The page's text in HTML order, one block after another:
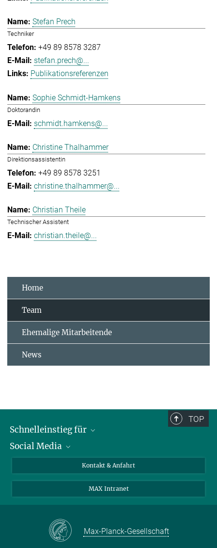
Stefan Prech
Techniker
+49 89 8578 3287
stefan.prech@...
Publikationsreferenzen
Sophie Schmidt-Hamkens
Doktorandin
schmidt.hamkens@...
Christine Thalhammer
Direktionsassistentin
+49 89 8578 3251
christine.thalhammer@...
Christian Theile
Technischer Assistent
christian.theile@...
Home
Team
Ehemalige Mitarbeitende
News
TOP
Schnelleinstieg für
Journalist*innen
Bewerbende
Schüler*innen und Lehrkräfte
Social Media
Instagram
LinkedIn
Facebook
Kontakt & Anfahrt
MAX Intranet
Max-Planck-Gesellschaft